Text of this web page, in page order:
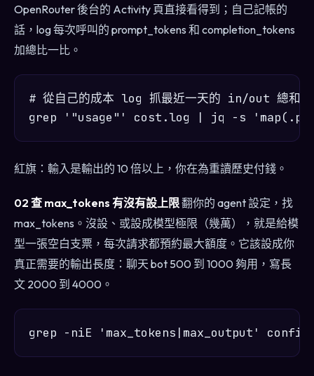
OpenRouter 後台的 Activity 頁直接看得到；自己記帳的
話，log 每次呼叫的 prompt_tokens 和 completion_tokens
加總比一比。
# 從自己的成本 log 抓最近一天的 in/out 總和
紅旗：輸入是輸出的 10 倍以上，你在為重讀歷史付錢。
02 查 max_tokens 有沒有設上限翻你的 agent 設定，找
max_tokens。沒設、或設成模型極限（幾萬），就是給模
型一張空白支票，每次請求都預約最大額度。它該設成你
真正需要的輸出長度：聊天 bot 500 到 1000 夠用，寫長
文 2000 到 4000。